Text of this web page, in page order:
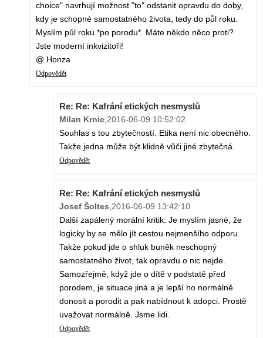
choice" navrhují možnost "to" odstanit opravdu do doby,
kdy je schopné samostatného života, tedy do půl roku.
Myslím půl roku *po porodu*. Máte někdo něco proti?
Jste moderní inkvizitoři!
@ Honza
Odpovědět
Re: Re: Kafrání etických nesmyslů
Milan Krnic,2016-06-09 10:52:02
Souhlas s tou zbytečností. Etika není nic obecného.
Takže jedna může být klidně vůči jiné zbytečná.
Odpovědět
Re: Re: Kafrání etických nesmyslů
Josef Šoltes,2016-06-09 13:42:10
Další zapálený morální kritik. Je myslím jasné, že
logicky by se mělo jít cestou nejmenšího odporu.
Takže pokud jde o shluk buněk neschopný
samostatného život, tak opravdu o nic nejde.
Samozřejmě, když jde o dítě v podstatě před
porodem, je situace jiná a je lepší ho normálně
donosit a porodit a pak nabídnout k adopci. Prostě
uvažovat normálně. Jsme lidi.
Odpovědět